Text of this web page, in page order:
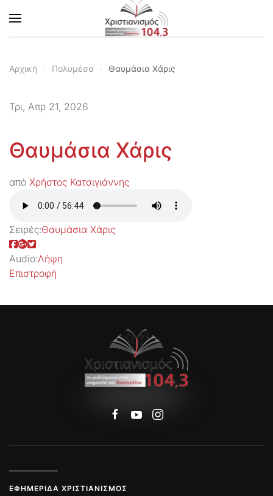
Skip to main content
Αρχική Πολυμέσα Θαυμάσια Χάρις
Τρι, Απρ 21, 2026
Θαυμάσια Χάρις
από Χρήστος Κατσιγιάννης
Σειρές:Θαυμάσια Χάρις
Audio:Λήψη
Επιστροφή
ΕΦΗΜΕΡΊΔΑ ΧΡΙΣΤΙΑΝΙΣΜΌΣ